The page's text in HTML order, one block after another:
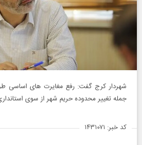
شهردار کرج گفت: رفع مغایرت های اساسی
جمله تغییر محدوده حریم شهر از سوی
کد خبر: ۱۴۳۱۰۷۱